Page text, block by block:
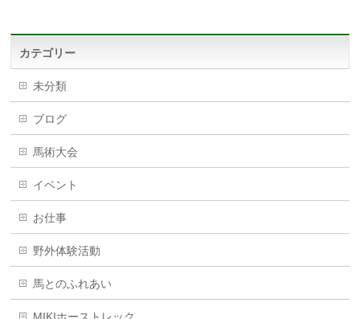
カテゴリー
未分類
ブログ
馬術大会
イベント
お仕事
野外体験活動
馬とのふれあい